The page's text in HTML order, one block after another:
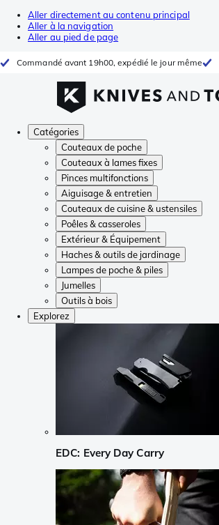
Aller directement au contenu principal
Aller à la navigation
Aller au pied de page
Commandé avant 19h00, expédié le jour même
Catégories
Couteaux de poche
Couteaux à lames fixes
Pinces multifonctions
Aiguisage & entretien
Couteaux de cuisine & ustensiles
Poêles & casseroles
Extérieur & Équipement
Haches & outils de jardinage
Lampes de poche & piles
Jumelles
Outils à bois
Explorez
EDC: Every Day Carry